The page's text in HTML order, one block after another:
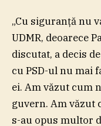
„Cu siguranţă nu
UDMR, deoarece
discutat, a decis
cu PSD-ul nu mai
ei. Am văzut cum
guvern. Am
s-au opus multor